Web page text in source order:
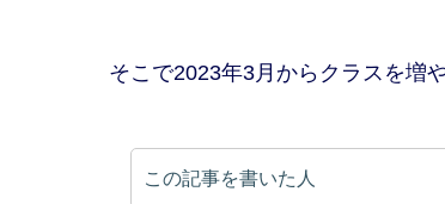
そこで2023年3月からクラスを増
この記事を書いた人